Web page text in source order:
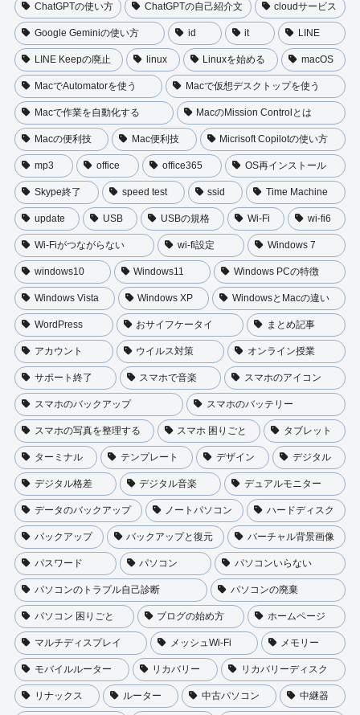
ChatGPTの使い方 ChatGPTの自己紹介文 cloudサービス
Google Geminiの使い方 id it LINE
LINE Keepの廃止 linux Linuxを始める macOS
MacでAutomatorを使う Macで仮想デスクトップを使う
Macで作業を自動化する MacのMission Controlとは
Macの便利技 Mac便利技 Micrisoft Copilotの使い方
mp3 office office365 OS再インストール
Skype終了 speed test ssid Time Machine
update USB USBの規格 Wi-Fi wi-fi6
Wi-Fiがつながらない wi-fi設定 Windows 7
windows10 Windows11 Windows PCの特徴
Windows Vista Windows XP WindowsとMacの違い
WordPress おサイフケータイ まとめ記事
アカウント ウイルス対策 オンライン授業
サポート終了 スマホで音楽 スマホのアイコン
スマホのバックアップ スマホのバッテリー
スマホの写真を整理する スマホ 困りごと タブレット
ターミナル テンプレート デザイン デジタル
デジタル格差 デジタル音楽 デュアルモニター
データのバックアップ ノートパソコン ハードディスク
バックアップ バックアップと復元 バーチャル背景画像
パスワード パソコン パソコンいらない
パソコンのトラプル自己診断 パソコンの廃棄
パソコン 困りごと ブログの始め方 ホームページ
マルチディスプレイ メッシュWi-Fi メモリー
モバイルルーター リカバリー リカバリーディスク
リナックス ルーター 中古パソコン 中継器